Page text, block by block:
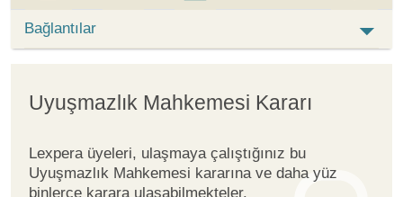
Bağlantılar
Uyuşmazlık Mahkemesi Kararı
Lexpera üyeleri, ulaşmaya çalıştığınız bu
Uyuşmazlık Mahkemesi kararına ve daha yüz
binlerce karara ulaşabilmekteler.